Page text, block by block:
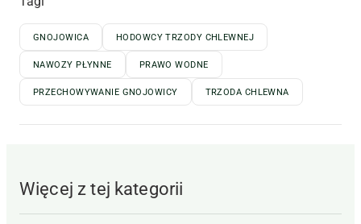
GNOJOWICA HODOWCY TRZODY CHLEWNEJ
NAWOZY PŁYNNE PRAWO WODNE
PRZECHOWYWANIE GNOJOWICY TRZODA CHLEWNA
Więcej z tej kategorii